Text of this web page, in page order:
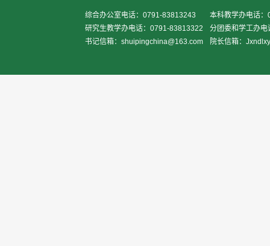
综合办公室电话：0791-83813243
本科教学办电话
研究生教学办电话：0791-83813322
分团委和学工办
书记信箱：shuipingchina@163.com
院长信箱：